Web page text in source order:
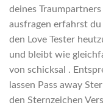
deines
ausfragen erfahrst
den Love Tester
und bleibt wie
von schicksal .
lassen Pass away
den Sternzeichen